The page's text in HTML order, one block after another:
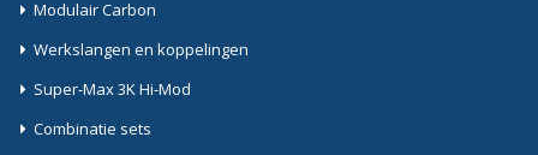
Modulair Carbon
Werkslangen en koppelingen
Super-Max 3K Hi-Mod
Combinatie sets